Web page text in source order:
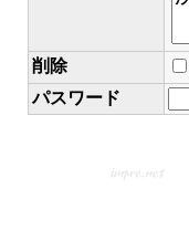
削除
パスワード